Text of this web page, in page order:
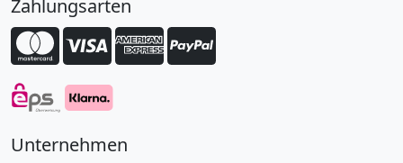
Zahlungsarten
Unternehmen